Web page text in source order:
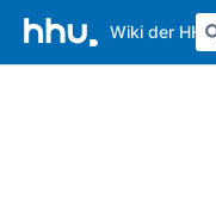
Wiki der HHU